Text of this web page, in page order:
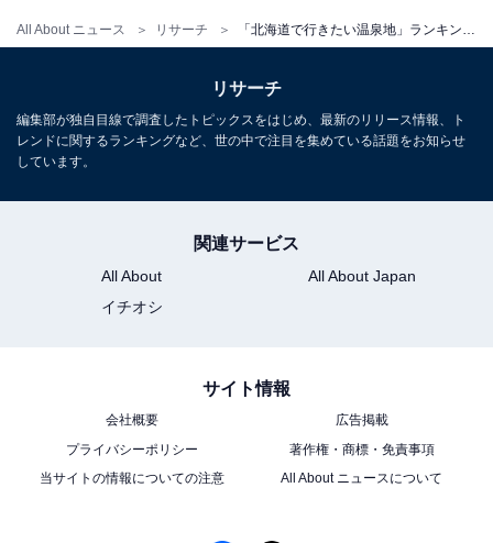
All About ニュース リサーチ 「北海道で行きたい温泉地」ランキング！ 2位「阿寒湖温泉」を抑えた1位は？
リサーチ
編集部が独自目線で調査したトピックスをはじめ、最新のリリース情報、ト
レンドに関するランキングなど、世の中で注目を集めている話題をお知らせ
しています。
関連サービス
All About
All About Japan
イチオシ
サイト情報
会社概要
広告掲載
プライバシーポリシー
著作権・商標・免責事項
当サイトの情報についての注意
All About ニュースについて